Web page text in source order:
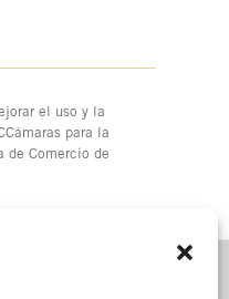
el uso y la
para la
de Comercio de